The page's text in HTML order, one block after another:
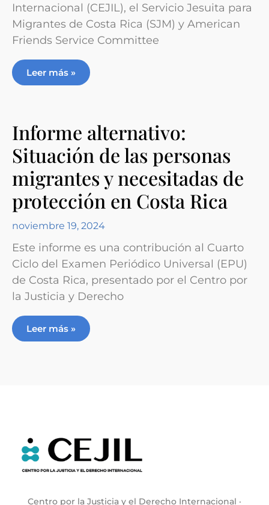
Internacional (CEJIL), el Servicio Jesuita para
Migrantes de Costa Rica (SJM) y American
Friends Service Committee
Leer más »
Informe alternativo:
Situación de las personas
migrantes y necesitadas de
protección en Costa Rica
noviembre 19, 2024
Este informe es una contribución al Cuarto
Ciclo del Examen Periódico Universal (EPU)
de Costa Rica, presentado por el Centro por
la Justicia y Derecho
Leer más »
Centro por la Justicia y el Derecho Internacional ·